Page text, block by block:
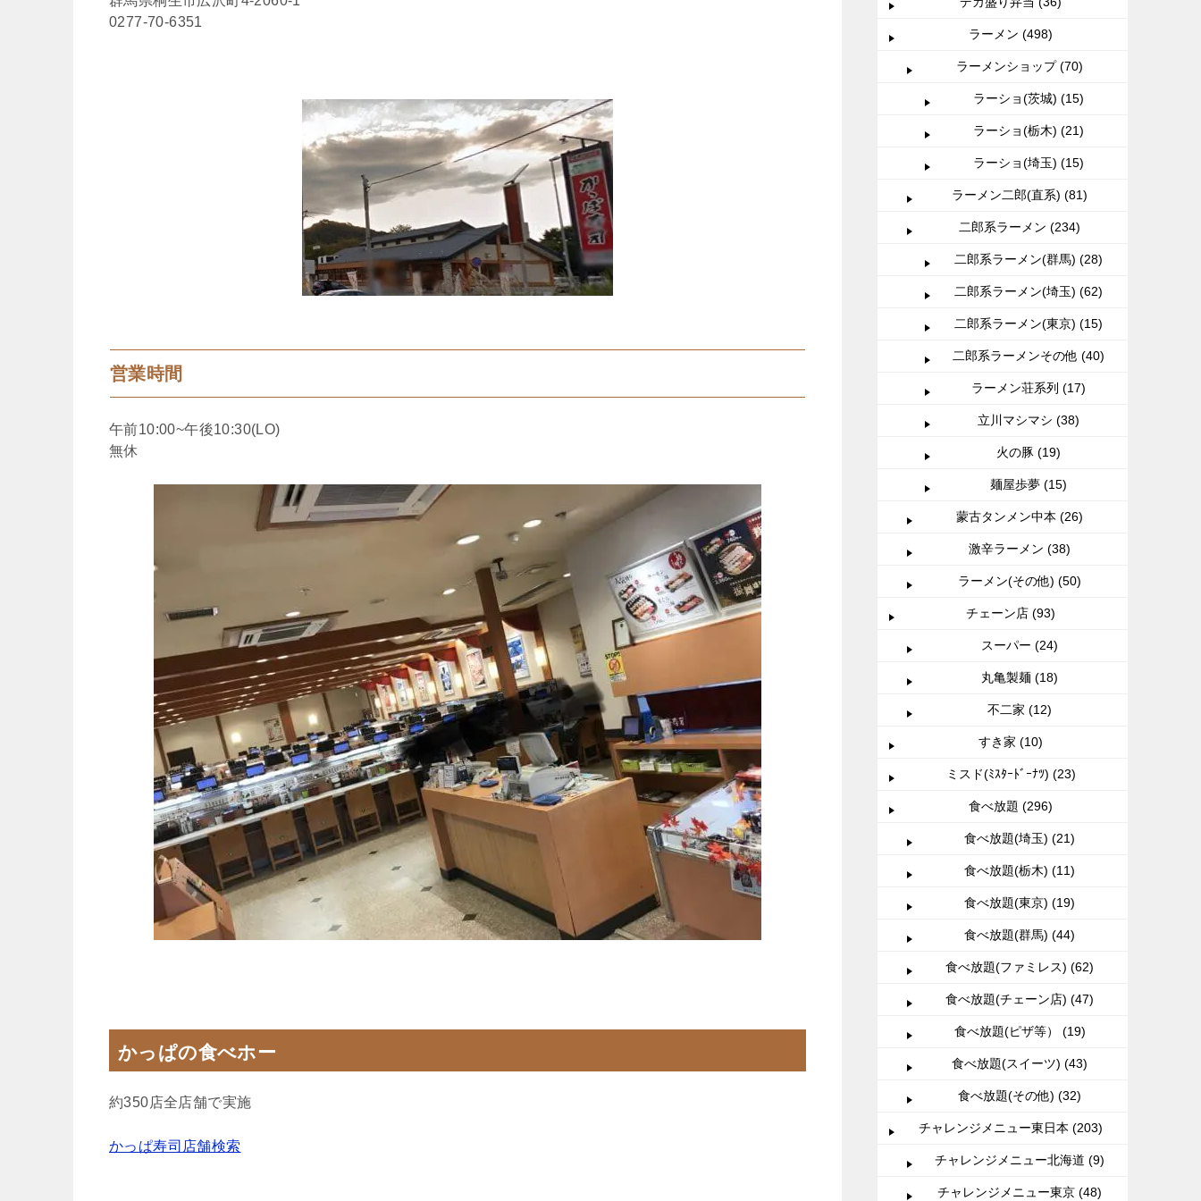
0277-70-6351
営業時間
午前10:00~午後10:30(LO)
無休
かっぱの食べホー
約350店全店舗で実施
かっぱ寿司店舗検索
ラーメン (498)
ラーメンショップ (70)
ラーショ(茨城) (15)
ラーショ(栃木) (21)
ラーショ(埼玉) (15)
ラーメン二郎(直系) (81)
二郎系ラーメン (234)
二郎系ラーメン(群馬) (28)
二郎系ラーメン(埼玉) (62)
二郎系ラーメン(東京) (15)
二郎系ラーメンその他 (40)
ラーメン荘系列 (17)
立川マシマシ (38)
火の豚 (19)
麺屋歩夢 (15)
蒙古タンメン中本 (26)
激辛ラーメン (38)
ラーメン(その他) (50)
チェーン店 (93)
スーパー (24)
丸亀製麺 (18)
不二家 (12)
すき家 (10)
ミスド(ﾐｽﾀｰﾄﾞｰﾅﾂ) (23)
食べ放題 (296)
食べ放題(埼玉) (21)
食べ放題(栃木) (11)
食べ放題(東京) (19)
食べ放題(群馬) (44)
食べ放題(ファミレス) (62)
食べ放題(チェーン店) (47)
食べ放題(ピザ等） (19)
食べ放題(スイーツ) (43)
食べ放題(その他) (32)
チャレンジメニュー東日本 (203)
チャレンジメニュー北海道 (9)
チャレンジメニュー東京 (48)